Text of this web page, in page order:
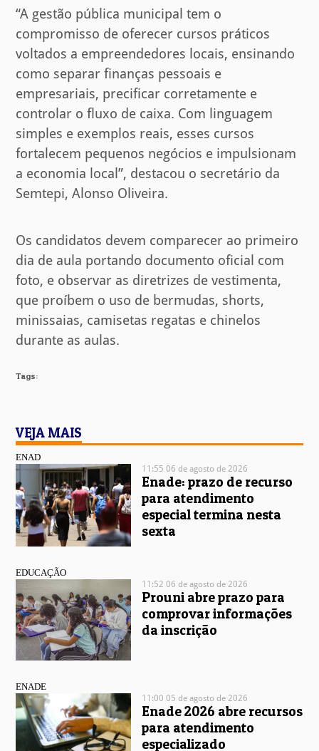
“A gestão pública municipal tem o
compromisso de oferecer cursos práticos
voltados a empreendedores locais, ensinando
como separar finanças pessoais e
empresariais, precificar corretamente e
controlar o fluxo de caixa. Com linguagem
simples e exemplos reais, esses cursos
fortalecem pequenos negócios e impulsionam
a economia local”, destacou o secretário da
Semtepi, Alonso Oliveira.
Os candidatos devem comparecer ao primeiro
dia de aula portando documento oficial com
foto, e observar as diretrizes de vestimenta,
que proíbem o uso de bermudas, shorts,
minissaias, camisetas regatas e chinelos
durante as aulas.
Tags:
VEJA MAIS
ENAD
11:55 06 de agosto de 2026
Enade: prazo de recurso
para atendimento
especial termina nesta
sexta
EDUCAÇÃO
11:52 06 de agosto de 2026
Prouni abre prazo para
comprovar informações
da inscrição
ENADE
11:00 05 de agosto de 2026
Enade 2026 abre recursos
para atendimento
especializado